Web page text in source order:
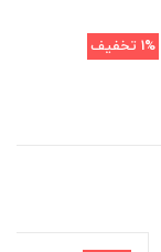
1% تخفیف